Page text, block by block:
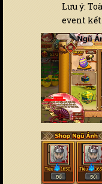
Lưu ý:
event kết